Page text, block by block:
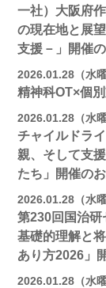
一社）大阪府
の現在地と展
支援－」開催
2026.01.28（水曜
精神科OT×個
2026.01.28（水曜
チャイルドラ
親、そして支
たち」開催の
2026.01.28（水曜
第230回国治
基礎的理解と
あり方2026」
2026.01.28（水曜